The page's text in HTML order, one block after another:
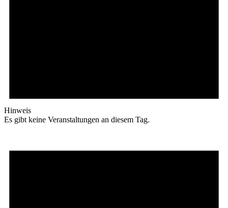
Hinweis
Es gibt keine Veranstaltungen an diesem Tag.